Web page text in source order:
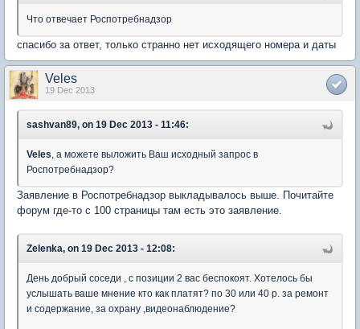
Что отвечает Роспотребнадзор
спасибо за ответ, только странно нет исходящего номера и даты
Veles
19 Dec 2013
sashvan89, on 19 Dec 2013 - 11:46:
Veles, а можете выложить Ваш исходный запрос в
Роспотребнадзор?
Заявление в Роспотребнадзор выкладывалось выше. Почитайте
форум где-то с 100 страницы там есть это заявление.
Zelenka, on 19 Dec 2013 - 12:08:
День добрый соседи , с позиции 2 вас беспокоят. Хотелось бы
услышать ваше мнение кто как платят? по 30 или 40 р. за ремонт
и содержание, за охрану ,видеонаблюдение?